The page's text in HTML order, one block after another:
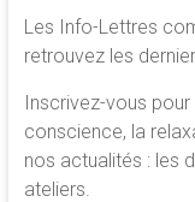
Les Info-Lettres
retrouvez les
Inscrivez-vous
conscience, la
nos actualités : les
ateliers.